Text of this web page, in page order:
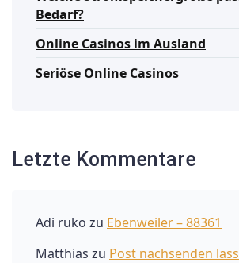
Bedarf?
Online Casinos im Ausland
Seriöse Online Casinos
Letzte Kommentare
Adi ruko zu Ebenweiler – 88361
Matthias zu Post nachsenden